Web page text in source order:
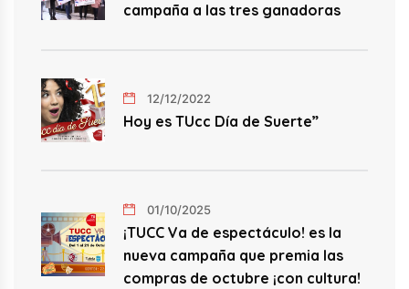
campaña a las tres ganadoras
12/12/2022
Hoy es TUcc Día de Suerte”
01/10/2025
¡TUCC Va de espectáculo! es la
nueva campaña que premia las
compras de octubre ¡con cultura!